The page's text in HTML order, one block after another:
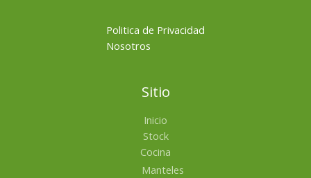
Politica de Privacidad
Nosotros
Sitio
Inicio
Stock
Cocina
Manteles